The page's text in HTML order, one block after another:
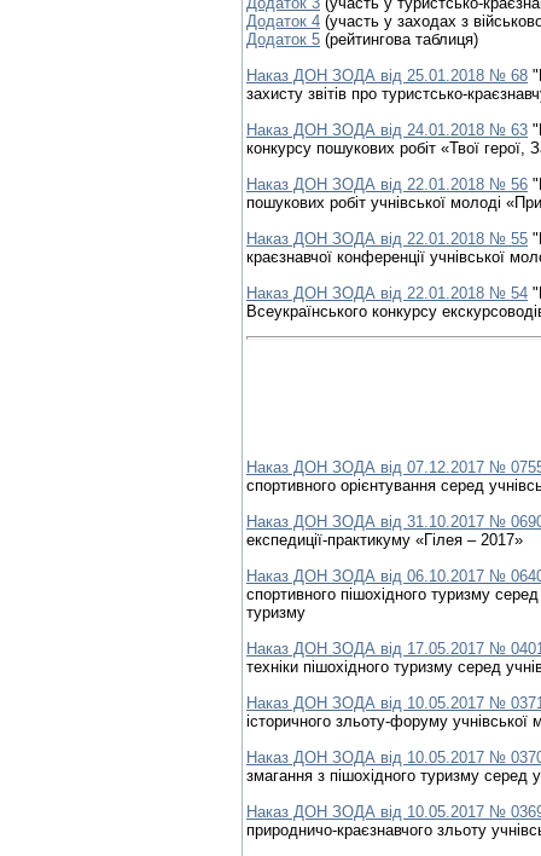
Додаток 4 (участь у заходах з
Додаток 5 (рейтингова таблиця)
Наказ ДОН ЗОДА від 25.01.2018 № 68
захисту звітів про туристсько-
Наказ ДОН ЗОДА від 24.01.2018 № 63
конкурсу пошукових робіт «Твої герої,
Наказ ДОН ЗОДА від 22.01.2018 № 56
пошукових робіт учнівської молоді
Наказ ДОН ЗОДА від 22.01.2018 № 55
краєзнавчої конференції учнівської
Наказ ДОН ЗОДА від 22.01.2018 № 54
Всеукраїнського конкурсу
Наказ ДОН ЗОДА від 07.12.2017 №
спортивного орієнтування серед
Наказ ДОН ЗОДА від 31.10.2017 №
експедиції-практикуму «Гілея – 2017»
Наказ ДОН ЗОДА від 06.10.2017 №
спортивного пішохідного туризму
туризму
Наказ ДОН ЗОДА від 17.05.2017 №
техніки пішохідного туризму серед
Наказ ДОН ЗОДА від 10.05.2017 №
історичного зльоту-форуму
Наказ ДОН ЗОДА від 10.05.2017 №
змагання з пішохідного туризму серед
Наказ ДОН ЗОДА від 10.05.2017 №
природничо-краєзнавчого зльоту